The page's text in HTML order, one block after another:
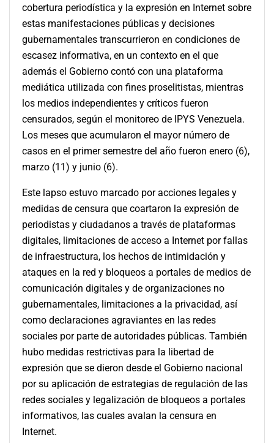
cobertura periodística y la expresión en Internet sobre
estas manifestaciones públicas y decisiones
gubernamentales transcurrieron en condiciones de
escasez informativa, en un contexto en el que
además el Gobierno contó con una plataforma
mediática utilizada con fines proselitistas, mientras
los medios independientes y críticos fueron
censurados, según el monitoreo de IPYS Venezuela.
Los meses que acumularon el mayor número de
casos en el primer semestre del año fueron enero (6),
marzo (11) y junio (6).
Este lapso estuvo marcado por acciones legales y
medidas de censura que coartaron la expresión de
periodistas y ciudadanos a través de plataformas
digitales, limitaciones de acceso a Internet por fallas
de infraestructura, los hechos de intimidación y
ataques en la red y bloqueos a portales de medios de
comunicación digitales y de organizaciones no
gubernamentales, limitaciones a la privacidad, así
como declaraciones agraviantes en las redes
sociales por parte de autoridades públicas. También
hubo medidas restrictivas para la libertad de
expresión que se dieron desde el Gobierno nacional
por su aplicación de estrategias de regulación de las
redes sociales y legalización de bloqueos a portales
informativos, las cuales avalan la censura en
Internet.